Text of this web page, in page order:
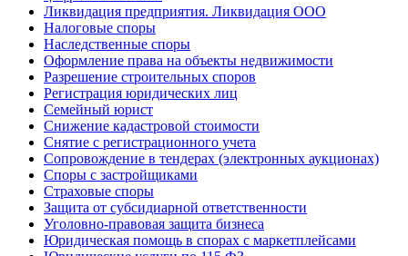
Ликвидация предприятия. Ликвидация ООО
Налоговые споры
Наследственные споры
Оформление права на объекты недвижимости
Разрешение строительных споров
Регистрация юридических лиц
Семейный юрист
Снижение кадастровой стоимости
Снятие с регистрационного учета
Сопровождение в тендерах (электронных аукционах)
Споры с застройщиками
Страховые споры
Защита от субсидиарной ответственности
Уголовно-правовая защита бизнеса
Юридическая помощь в спорах с маркетплейсами